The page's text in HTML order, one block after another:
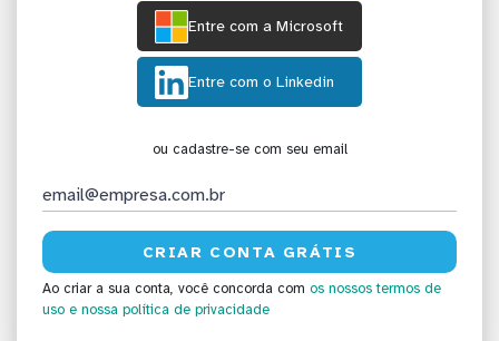
Entre com a Microsoft
Entre com o Linkedin
ou cadastre-se com seu email
Ao criar a sua conta, você concorda com os nossos termos de
uso e nossa política de privacidade